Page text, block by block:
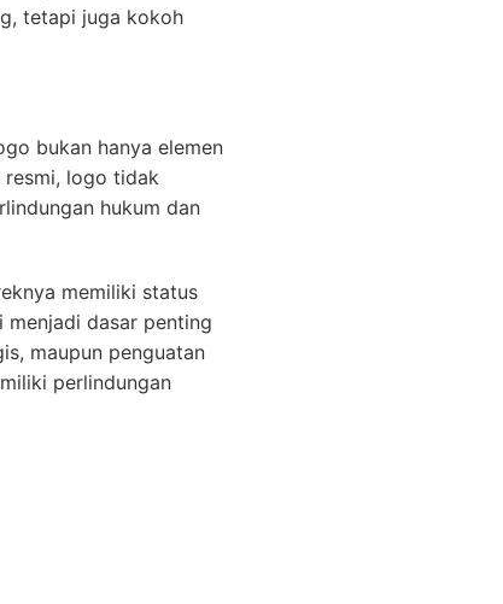
tetapi juga kokoh
bukan hanya elemen
resmi, logo tidak
hukum dan
memiliki status
menjadi dasar penting
maupun penguatan
perlindungan